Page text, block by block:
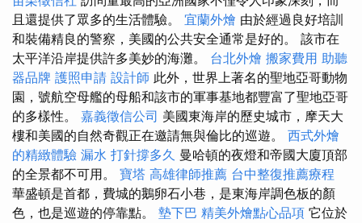
且還提供了眾多的生活體驗。 宜蘭外燴 由於經過良好培訓
和裝備精良的警察，美國的公共安全通常是好的。 該市在
太平洋沿岸提供許多美妙的海灘。 台北外燴 搬家費用 助聽
器品牌 護照申請 設計師 此外，世界上著名的聖地亞哥動物
園，號航空母艦的母船和該市的軍事基地都豐富了聖地亞哥
的多樣性。 嘉義徵信公司 美國東海岸的歷史城市，摩天大
樓和美國的自然奇觀正在邀請無與倫比的巡遊。 西式外燴
的精緻體驗 漏水 打針撐多久 曼哈頓的夜燈和帝國大廈頂部
的全景都不可用。 寶塔 高雄律師推薦 台中整復推薦療程
華盛頓是首都，費城的鵝卵石小巷，是東海岸調色板的顏
色，也是巡遊的停靠點。 墊下巴 精美外燴點心品項 它位於